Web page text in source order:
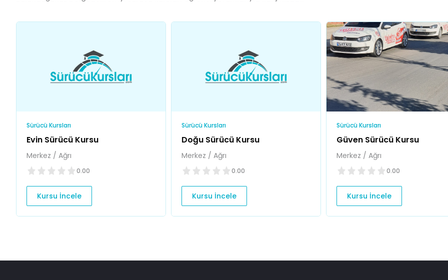
Sürücü Kursları
Evin Sürücü Kursu
Merkez / Ağrı
0.00
Kursu İncele
Sürücü Kursları
Doğu Sürücü Kursu
Merkez / Ağrı
0.00
Kursu İncele
Sürücü Kursları
Güven Sürücü Kursu
Merkez / Ağrı
0.00
Kursu İncele